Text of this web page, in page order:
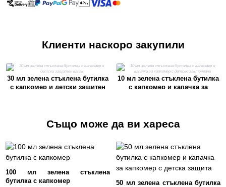
Клиенти наскоро закупили
30 мл зелена стъклена бутилка
с капкомер и детски защитен
10 мл зелена стъклена бутилка
с капкомер и капачка за
Също може да ви хареса
100 мл зелена стъклена
бутилка с капкомер
50 мл зелена стъклена бутилка